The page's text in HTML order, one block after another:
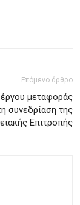
Επόμενο άρθρο
μεταφοράς
συνεδρίαση της
Επιτροπής